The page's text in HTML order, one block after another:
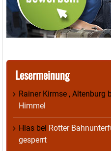
Lesermeinung
Rainer Kirmse , Altenburg
Himmel
Hias bei Rotter
gesperrt